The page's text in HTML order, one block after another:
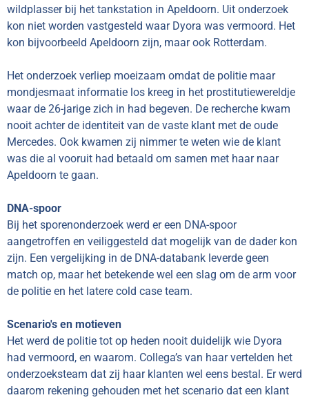
wildplasser bij het tankstation in Apeldoorn. Uit onderzoek
kon niet worden vastgesteld waar Dyora was vermoord. Het
kon bijvoorbeeld Apeldoorn zijn, maar ook Rotterdam.
Het onderzoek verliep moeizaam omdat de politie maar
mondjesmaat informatie los kreeg in het prostitutiewereldje
waar de 26-jarige zich in had begeven. De recherche kwam
nooit achter de identiteit van de vaste klant met de oude
Mercedes. Ook kwamen zij nimmer te weten wie de klant
was die al vooruit had betaald om samen met haar naar
Apeldoorn te gaan.
DNA-spoor
Bij het sporenonderzoek werd er een DNA-spoor
aangetroffen en veiliggesteld dat mogelijk van de dader kon
zijn. Een vergelijking in de DNA-databank leverde geen
match op, maar het betekende wel een slag om de arm voor
de politie en het latere cold case team.
Scenario's en motieven
Het werd de politie tot op heden nooit duidelijk wie Dyora
had vermoord, en waarom. Collega’s van haar vertelden het
onderzoeksteam dat zij haar klanten wel eens bestal. Er werd
daarom rekening gehouden met het scenario dat een klant